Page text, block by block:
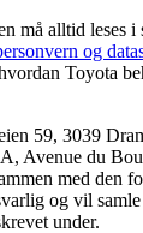
må alltid leses i
og
Toyota
59, 3039
Avenue du
med den
og vil
under.